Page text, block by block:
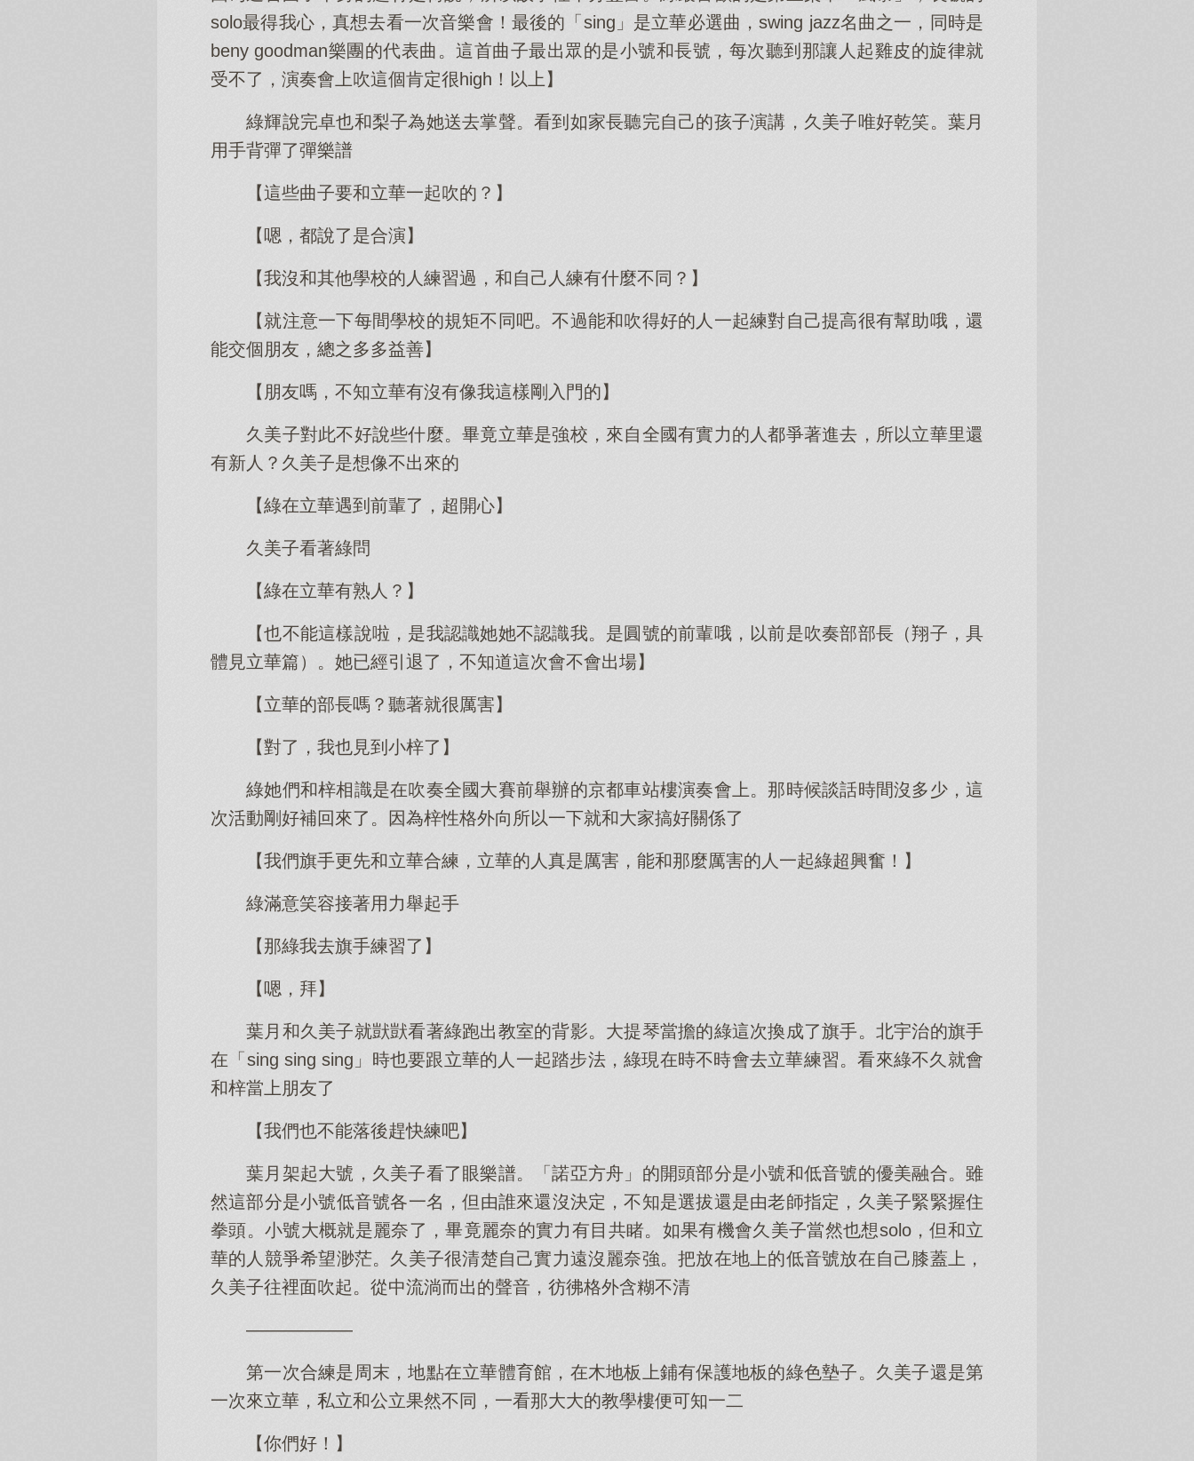
solo最得我心，真想去看一次音樂會！最後的「sing」是立華必選曲，swing jazz名曲之一，同時是
beny goodman樂團的代表曲。這首曲子最出眾的是小號和長號，每次聽到那讓人起雞皮的旋律就
受不了，演奏會上吹這個肯定很high！以上】
綠輝說完卓也和梨子為她送去掌聲。看到如家長聽完自己的孩子演講，久美子唯好乾笑。葉月
用手背彈了彈樂譜
【這些曲子要和立華一起吹的？】
【嗯，都說了是合演】
【我沒和其他學校的人練習過，和自己人練有什麼不同？】
【就注意一下每間學校的規矩不同吧。不過能和吹得好的人一起練對自己提高很有幫助哦，還
能交個朋友，總之多多益善】
【朋友嗎，不知立華有沒有像我這樣剛入門的】
久美子對此不好說些什麼。畢竟立華是強校，來自全國有實力的人都爭著進去，所以立華里還
有新人？久美子是想像不出來的
【綠在立華遇到前輩了，超開心】
久美子看著綠問
【綠在立華有熟人？】
【也不能這樣說啦，是我認識她她不認識我。是圓號的前輩哦，以前是吹奏部部長（翔子，具
體見立華篇）。她已經引退了，不知道這次會不會出場】
【立華的部長嗎？聽著就很厲害】
【對了，我也見到小梓了】
綠她們和梓相識是在吹奏全國大賽前舉辦的京都車站樓演奏會上。那時候談話時間沒多少，這
次活動剛好補回來了。因為梓性格外向所以一下就和大家搞好關係了
【我們旗手更先和立華合練，立華的人真是厲害，能和那麼厲害的人一起綠超興奮！】
綠滿意笑容接著用力舉起手
【那綠我去旗手練習了】
【嗯，拜】
葉月和久美子就獃獃看著綠跑出教室的背影。大提琴當擔的綠這次換成了旗手。北宇治的旗手
在「sing sing sing」時也要跟立華的人一起踏步法，綠現在時不時會去立華練習。看來綠不久就會
和梓當上朋友了
【我們也不能落後趕快練吧】
葉月架起大號，久美子看了眼樂譜。「諾亞方舟」的開頭部分是小號和低音號的優美融合。雖
然這部分是小號低音號各一名，但由誰來還沒決定，不知是選拔還是由老師指定，久美子緊緊握住
拳頭。小號大概就是麗奈了，畢竟麗奈的實力有目共睹。如果有機會久美子當然也想solo，但和立
華的人競爭希望渺茫。久美子很清楚自己實力遠沒麗奈強。把放在地上的低音號放在自己膝蓋上，
久美子往裡面吹起。從中流淌而出的聲音，彷彿格外含糊不清
——————
第一次合練是周末，地點在立華體育館，在木地板上鋪有保護地板的綠色墊子。久美子還是第
一次來立華，私立和公立果然不同，一看那大大的教學樓便可知一二
【你們好！】